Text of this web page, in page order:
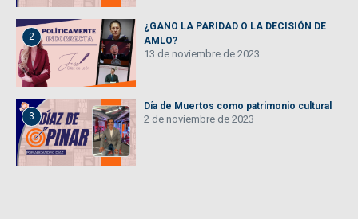
2
¿GANO LA PARIDAD O LA DECISIÓN DE
AMLO?
13 de noviembre de 2023
3
Día de Muertos como patrimonio cultural
2 de noviembre de 2023